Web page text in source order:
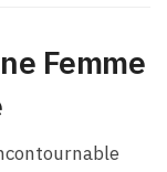
Femme​